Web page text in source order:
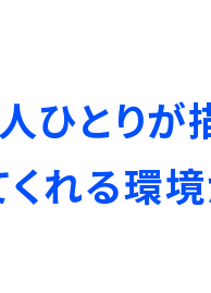
人ひとりが
くれる環境